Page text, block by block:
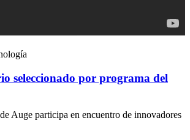
seleccionado por programa del
Auge participa en encuentro de innovadores